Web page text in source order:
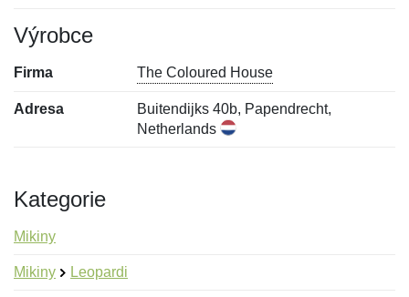
Výrobce
Firma The Coloured House
Adresa
Buitendijks 40b, Papendrecht,
Netherlands
Kategorie
Mikiny
Mikiny Leopardi